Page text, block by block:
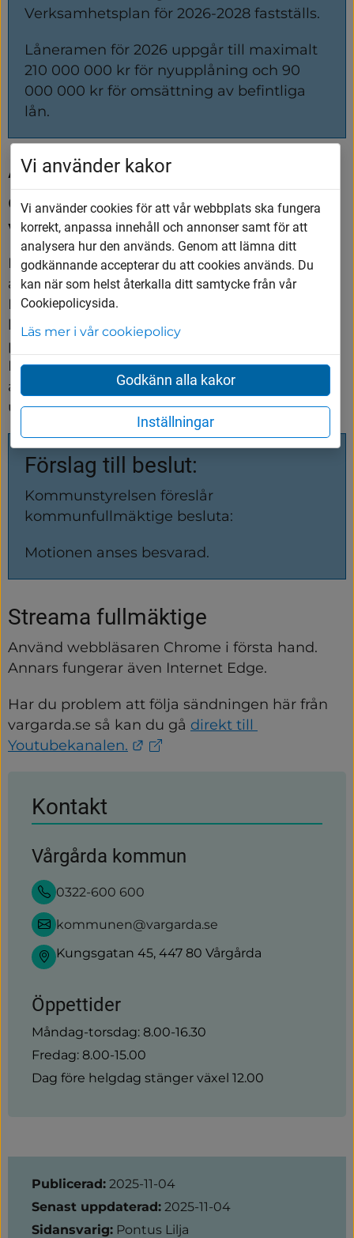
Verksamhetsplan för 2026-2028 fastställs.
Låneramen för 2026 uppgår till maximalt
210 000 000 kr för nyupplåning och 90
000 000 kr för omsättning av befintliga
lån.
Ärende: Svar på motion om att
öka attraktiviteten i centrala
Vårgårda
Miljöpartiet har lämnat en motion med syftet
att öka attraktiviteten i centrala Vårgårda.
Motionen föreslår att under sommaren ha
begränsningar för bilar och färre
parkeringsplatser på delar av
Kungsgatan samt att uppmuntra och stödja
aktiviteter som skapar
umgänge och mötesplatser i centrum.
Förslag till beslut:
Kommunstyrelsen föreslår
kommunfullmäktige besluta:
Motionen anses besvarad.
Streama fullmäktige
Använd webbläsaren Chrome i första hand.
Annars fungerar även Internet Edge.
Har du problem att följa sändningen här från
vargarda.se så kan du gå direkt till
Youtubekanalen.
Länk till annan webbplats.
Kontakt
Vårgårda kommun
0322-600 600
kommunen@vargarda.se
Kungsgatan 45, 447 80 Vårgårda
Öppettider
Måndag-torsdag: 8.00-16.30
Fredag: 8.00-15.00
Dag före helgdag stänger växel 12.00
Sidinformation
Publicerad: 2025-11-04
Senast uppdaterad: 2025-11-04
Sidansvarig: Pontus Lilja
Vi använder kakor
Vi använder cookies för att vår webbplats ska fungera
korrekt, anpassa innehåll och annonser samt för att
analysera hur den används. Genom att lämna ditt
godkännande accepterar du att cookies används. Du
kan när som helst återkalla ditt samtycke från vår
Cookiepolicysida.
Läs mer i vår cookiepolicy
Godkänn alla kakor
Inställningar